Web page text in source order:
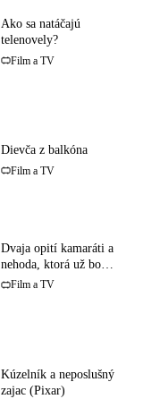
Ako sa natáčajú
telenovely?
Film a TV
Dievča z balkóna
Film a TV
Dvaja opití kamaráti a
nehoda, ktorá už bola
uskutočnená!
Film a TV
Kúzelník a neposlušný
zajac (Pixar)